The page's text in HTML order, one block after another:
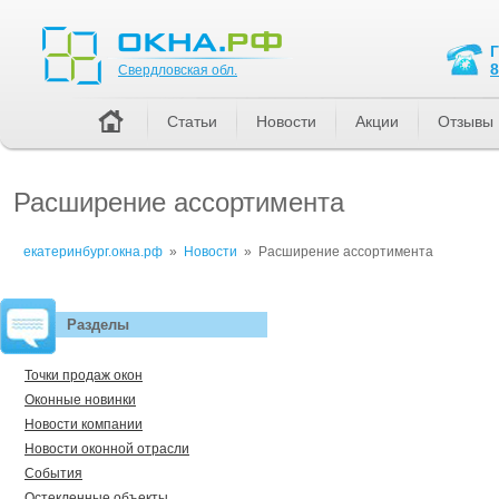
Расширение ассортимента
екатеринбург.окна.рф » Новости » Расширение ассортимента
Разделы
Точки продаж окон
Оконные новинки
Новости компании
Новости оконной отрасли
События
Свердловская обл.
Статьи Новости Акции Отзывы